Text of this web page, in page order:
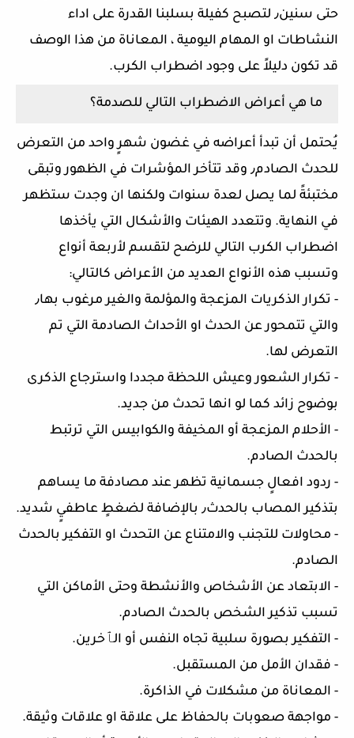
حتى سنين٫ لتصبح كفيلة بسلبنا القدرة على اداء
النشاطات او المهام اليومية ، المعاناة من هذا الوصف
قد تكون دليلاً على وجود اضطراب الكرب.
ما هي أعراض الاضطراب التالي للصدمة؟
يُحتمل أن تبدأ أعراضه في غضون شهرٍ واحد من التعرض
للحدث الصادم٫ وقد تتأخر المؤشرات في الظهور وتبقى
مختبئةً لما يصل لعدة سنوات ولكنها ان وجدت ستظهر
في النهاية. وتتعدد الهيئات والأشكال التي يأخذها
اضطراب الكرب التالي للرضح لتقسم لأربعة أنواع
وتسبب هذه الأنواع العديد من الأعراض كالتالي:
- تكرار الذكريات المزعجة والمؤلمة والغير مرغوب بها٫
والتي تتمحور عن الحدث او الأحداث الصادمة التي تم
التعرض لها.
- تكرار الشعور وعيش اللحظة مجددا واسترجاع الذكرى
بوضوح زائد كما لو انها تحدث من جديد.
- الأحلام المزعجة أو المخيفة والكوابيس التي ترتبط
بالحدث الصادم.
- ردود افعالٍ جسمانية تظهر عند مصادفة ما يساهم
بتذكير المصاب بالحدث٫ بالإضافة لضغطٍ عاطفيٍ شديد.
- محاولات للتجنب والامتناع عن التحدث او التفكير بالحدث
الصادم.
- الابتعاد عن الأشخاص والأنشطة وحتى الأماكن التي
تسبب تذكير الشخص بالحدث الصادم.
- التفكير بصورة سلبية تجاه النفس أو الٱخرين.
- فقدان الأمل من المستقبل.
- المعاناة من مشكلات في الذاكرة.
- مواجهة صعوبات بالحفاظ على علاقة او علاقات وثيقة.